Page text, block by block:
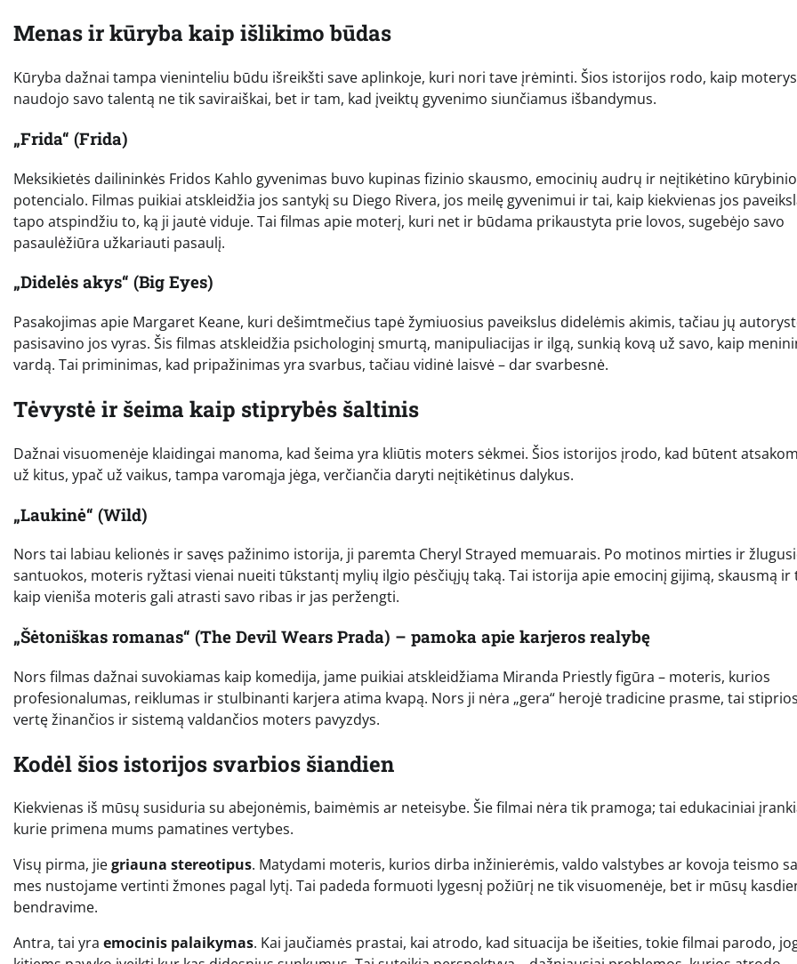
Menas ir kūryba kaip išlikimo būdas
Kūryba dažnai tampa vieninteliu būdu išreikšti save aplinkoje, kuri nori tave įrėminti. Šios istorijos rodo, kaip moterys
naudojo savo talentą ne tik saviraiškai, bet ir tam, kad įveiktų gyvenimo siunčiamus išbandymus.
„Frida“ (Frida)
Meksikietės dailininkės Fridos Kahlo gyvenimas buvo kupinas fizinio skausmo, emocinių audrų ir neįtikėtino kūrybinio
potencialo. Filmas puikiai atskleidžia jos santykį su Diego Rivera, jos meilę gyvenimui ir tai, kaip kiekvienas jos
tapo atspindžiu to, ką ji jautė viduje. Tai filmas apie moterį, kuri net ir būdama prikaustyta prie lovos, sugebėjo savo
pasaulėžiūra užkariauti pasaulį.
„Didelės akys“ (Big Eyes)
Pasakojimas apie Margaret Keane, kuri dešimtmečius tapė žymiuosius paveikslus didelėmis akimis, tačiau jų
pasisavino jos vyras. Šis filmas atskleidžia psichologinį smurtą, manipuliacijas ir ilgą, sunkią kovą už savo, kaip
vardą. Tai priminimas, kad pripažinimas yra svarbus, tačiau vidinė laisvė – dar svarbesnė.
Tėvystė ir šeima kaip stiprybės šaltinis
Dažnai visuomenėje klaidingai manoma, kad šeima yra kliūtis moters sėkmei. Šios istorijos įrodo, kad būtent
už kitus, ypač už vaikus, tampa varomąja jėga, verčiančia daryti neįtikėtinus dalykus.
„Laukinė“ (Wild)
Nors tai labiau kelionės ir savęs pažinimo istorija, ji paremta Cheryl Strayed memuarais. Po motinos mirties ir
santuokos, moteris ryžtasi vienai nueiti tūkstantį mylių ilgio pėsčiųjų taką. Tai istorija apie emocinį gijimą, skausmą ir
kaip vieniša moteris gali atrasti savo ribas ir jas peržengti.
„Šėtoniškas romanas“ (The Devil Wears Prada) – pamoka apie karjeros realybę
Nors filmas dažnai suvokiamas kaip komedija, jame puikiai atskleidžiama Miranda Priestly figūra – moteris, kurios
profesionalumas, reiklumas ir stulbinanti karjera atima kvapą. Nors ji nėra „gera“ herojė tradicine prasme, tai
vertę žinančios ir sistemą valdančios moters pavyzdys.
Kodėl šios istorijos svarbios šiandien
Kiekvienas iš mūsų susiduria su abejonėmis, baimėmis ar neteisybe. Šie filmai nėra tik pramoga; tai edukaciniai
kurie primena mums pamatines vertybes.
Visų pirma, jiegriauna stereotipus. Matydami moteris, kurios dirba inžinierėmis, valdo valstybes ar kovoja teismo
mes nustojame vertinti žmones pagal lytį. Tai padeda formuoti lygesnį požiūrį ne tik visuomenėje, bet ir mūsų
bendravime.
Antra, tai yra emocinis palaikymas. Kai jaučiamės prastai, kai atrodo, kad situacija be išeities, tokie filmai parodo,